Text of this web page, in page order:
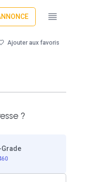
Ajouter aux favoris
?